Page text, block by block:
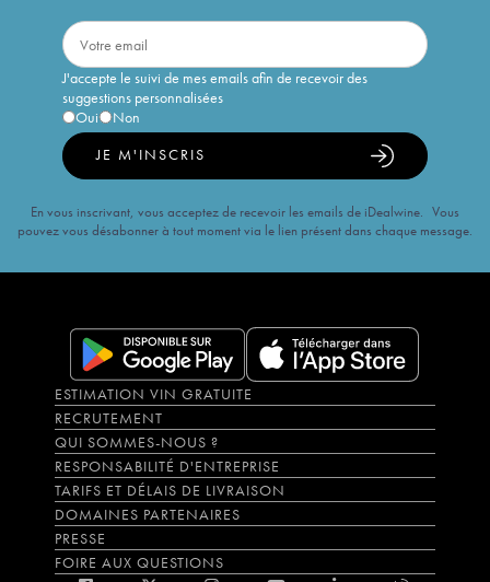
J'accepte le suivi de mes emails afin de recevoir des
suggestions personnalisées
Oui
Non
JE M'INSCRIS
En vous inscrivant, vous acceptez de recevoir les emails de iDealwine. Vous
pouvez vous désabonner à tout moment via le lien présent dans chaque message.
ESTIMATION VIN GRATUITE
RECRUTEMENT
QUI SOMMES-NOUS ?
RESPONSABILITÉ D'ENTREPRISE
TARIFS ET DÉLAIS DE LIVRAISON
DOMAINES PARTENAIRES
PRESSE
FOIRE AUX QUESTIONS